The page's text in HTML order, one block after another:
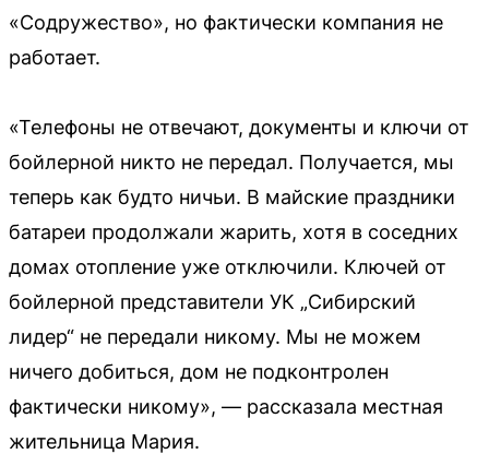
«Содружество», но фактически компания не
работает.
«Телефоны не отвечают, документы и ключи от
бойлерной никто не передал. Получается, мы
теперь как будто ничьи. В майские праздники
батареи продолжали жарить, хотя в соседних
домах отопление уже отключили. Ключей от
бойлерной представители УК „Сибирский
лидер“ не передали никому. Мы не можем
ничего добиться, дом не подконтролен
фактически никому», — рассказала местная
жительница Мария.